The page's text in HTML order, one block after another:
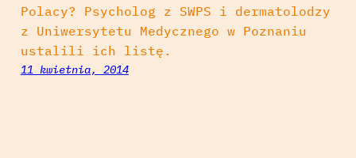
Polacy? Psycholog z SWPS i dermatolodzy
z Uniwersytetu Medycznego w Poznaniu
ustalili ich listę.
11 kwietnia, 2014